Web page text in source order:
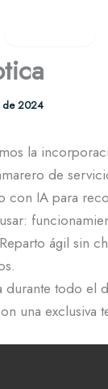
restaurantes y
y retail
carnicerías
de 2024
la
de
con IA para
ágil sin
durante todo el
una exclusiva